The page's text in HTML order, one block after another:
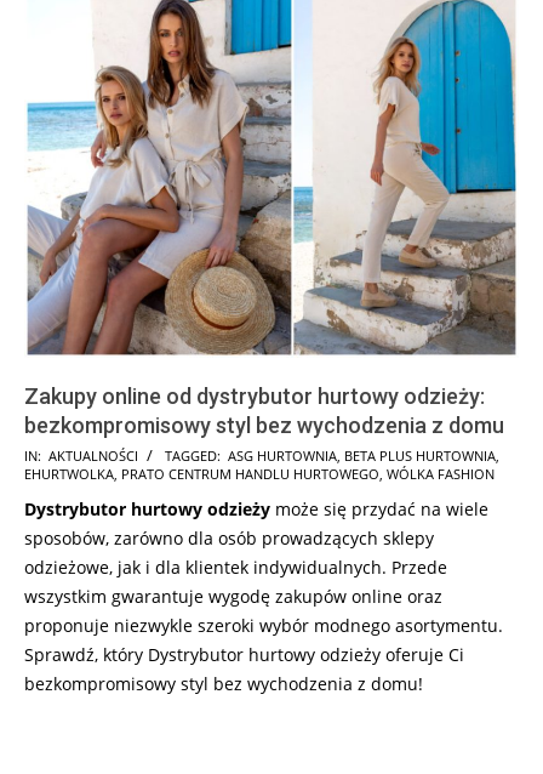
Zakupy online od dystrybutor hurtowy odzieży:
bezkompromisowy styl bez wychodzenia z domu
2025-
02-
10
IN: AKTUALNOŚCI TAGGED: ASG HURTOWNIA, BETA PLUS HURTOWNIA,
EHURTWOLKA, PRATO CENTRUM HANDLU HURTOWEGO, WÓLKA FASHION
Dystrybutor hurtowy odzieży może się przydać na wiele
sposobów, zarówno dla osób prowadzących sklepy
odzieżowe, jak i dla klientek indywidualnych. Przede
wszystkim gwarantuje wygodę zakupów online oraz
proponuje niezwykle szeroki wybór modnego asortymentu.
Sprawdź, który Dystrybutor hurtowy odzieży oferuje Ci
bezkompromisowy styl bez wychodzenia z domu!